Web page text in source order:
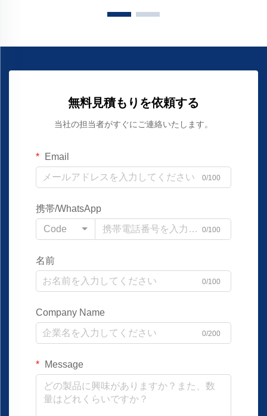
無料見積もりを依頼する
当社の担当者がすぐにご連絡いたします。
Email
0/100
携帯/WhatsApp
Code
0/100
名前
0/100
Company Name
0/200
Message